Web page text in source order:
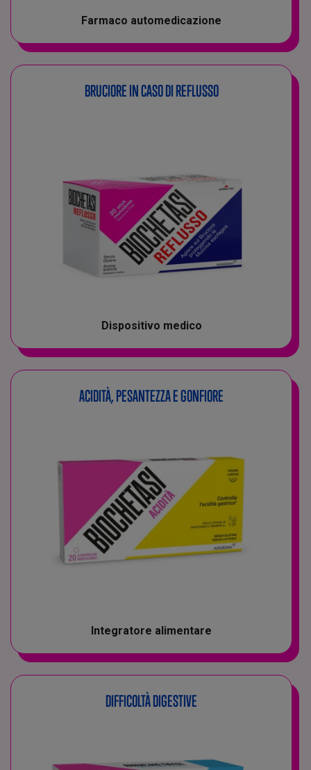
Farmaco automedicazione
BRUCIORE IN CASO DI REFLUSSO
Dispositivo medico
ACIDITÀ, PESANTEZZA E GONFIORE
Integratore alimentare
DIFFICOLTÀ DIGESTIVE